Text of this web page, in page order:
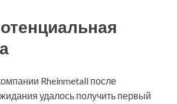
Rheinmetall после
удалось получить первый